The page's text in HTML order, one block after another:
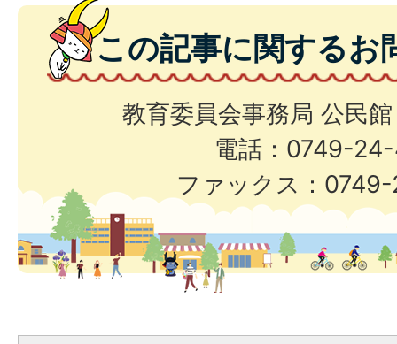
この記事に関するお
教育委員会事務局 公民
電話：0749-
ファックス：